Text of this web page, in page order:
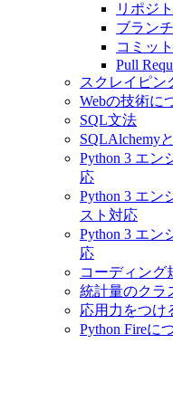
リポジ
ブランチ
コミット
Pull
スクレイピン
Webの技術に
SQL文法
SQLAlchemy
Python 3 エン
応
Python 3 エン
スト対応
Python 3 エン
応
コーディング
統計量のクラ
応用力をつけ
Python Fireに